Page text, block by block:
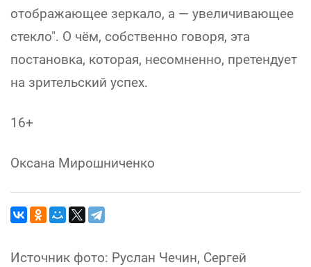
отображающее зеркало, а — увеличивающее
стекло". О чём, собственно говоря, эта
постановка, которая, несомненно, претендует
на зрительский успех.
16+
Оксана Мирошниченко
Источник фото: Руслан Чечин, Сергей